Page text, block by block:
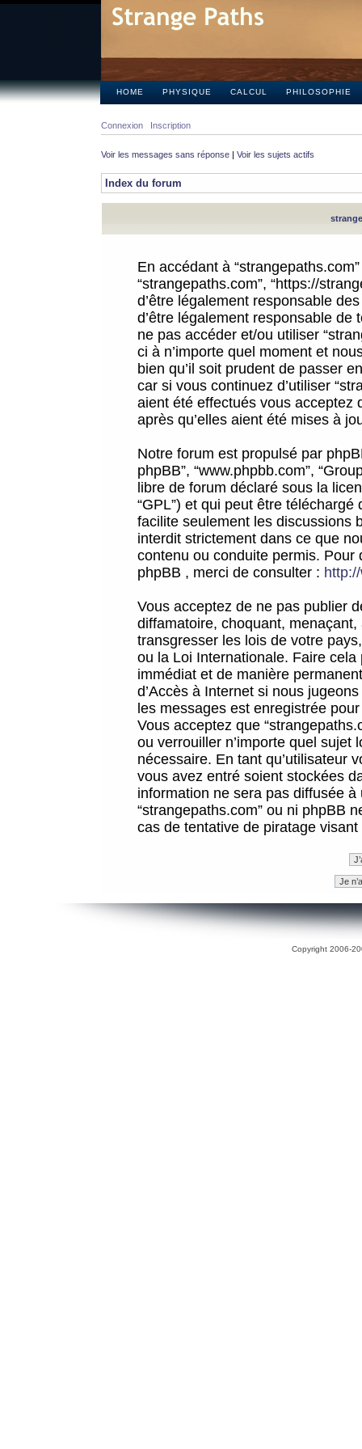
HOME PHYSIQUE CALCUL PHILOSOPHIE
Connexion Inscription
Voir les messages sans réponse | Voir les sujets actifs
Index du forum
En accédant à
“strangepaths.com”, “https://
d’être légalement responsable
d’être légalement responsable
ne pas accéder et/ou utiliser
ci à n’importe quel moment et
bien qu’il soit prudent de passer
car si vous continuez d’utiliser
aient été effectués vous acceptez
après qu’elles aient été mises à
Notre forum est propulsé par
phpBB”, “www.phpbb.com”,
libre de forum déclaré sous la
“GPL”) et qui peut être téléchargé
facilite seulement les discussions
interdit strictement dans ce que
contenu ou conduite permis.
phpBB , merci de consulter :
Vous acceptez de ne pas publier
diffamatoire, choquant,
transgresser les lois de votre
ou la Loi Internationale. Faire
immédiat et de manière
d’Accès à Internet si nous
les messages est enregistrée
Vous acceptez que
ou verrouiller n’importe quel sujet
nécessaire. En tant qu’utilisateur
vous avez entré soient stockées
information ne sera pas diffusée
“strangepaths.com” ou ni phpBB
cas de tentative de piratage
Copyright 2006-